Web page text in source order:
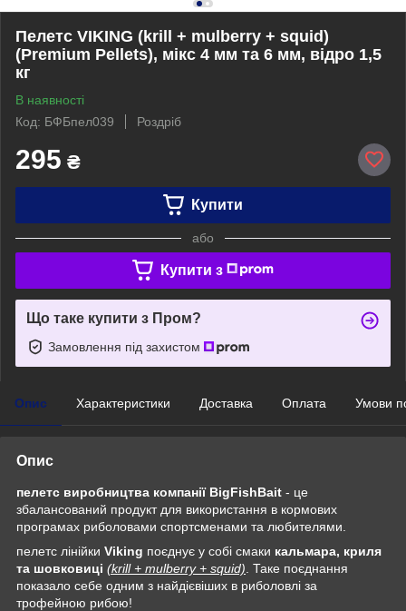
Пелетс VIKING (krill + mulberry + squid)
(Premium Pellets), мікс 4 мм та 6 мм, відро 1,5
кг
В наявності
Код: БФБпел039
Роздріб
295 ₴
Купити
або
Купити з
Що таке купити з Пром?
Замовлення під захистом
Опис Характеристики Доставка Оплата Умови
Опис
пелетс виробництва компанії BigFishBait - це
збалансований продукт для використання в кормових
програмах риболовами спортсменами та любителями.
пелетс лінійки Viking поєднує у собі смаки кальмара, криля
та шовковиці (krill + mulberry + squid) . Таке поєднання
показало себе одним з найдієвіших в риболовлі за
трофейною рибою!